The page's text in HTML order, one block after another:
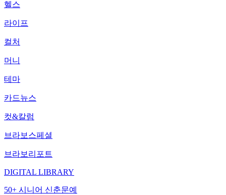
헬스
라이프
컬처
머니
테마
카드뉴스
컷&칼럼
브라보스페셜
브라보리포트
DIGITAL LIBRARY
50+ 시니어 신춘문예